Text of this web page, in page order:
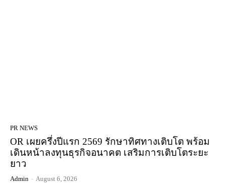
PR NEWS
OR เผยครึ่งปีแรก 2569 รักษาทิศทางเติบโต พร้อม
เดินหน้าลงทุนธุรกิจอนาคต เสริมการเติบโตระยะ
ยาว
Admin - August 6, 2026